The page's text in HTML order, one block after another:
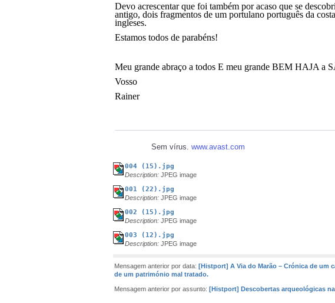
Devo acrescentar que foi também por acaso que se
antigo, dois fragmentos de um portulano português da
ingleses.
Estamos todos de parabéns!
Meu grande abraço a todos E meu grande BEM HAJA a
Vosso
Rainer
Sem vírus. www.avast.com
004 (15).jpg
Description: JPEG image
001 (22).jpg
Description: JPEG image
002 (15).jpg
Description: JPEG image
003 (12).jpg
Description: JPEG image
Mensagem anterior por data: [Histport] A Via do Marão – Crónica de um
de um património mal tratado.
Mensagem anterior por assunto: [Histport] Descobertas arqueológicas